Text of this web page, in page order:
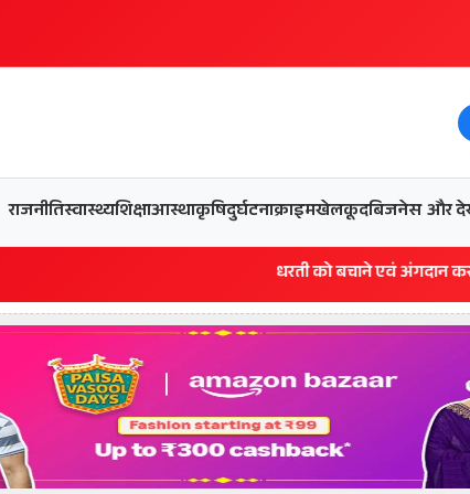
राजनीतिस्वास्थ्यशिक्षाआस्थाकृषिदुर्घटनाक्राइमखेलकूदबिजनेसऔर
धरती को बचाने एवं अंगदान करने के संकल्प के